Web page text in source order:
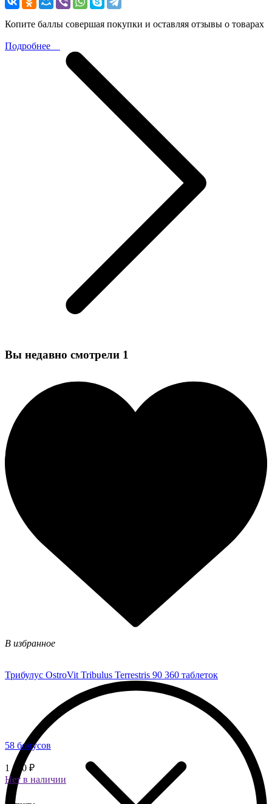
Копите баллы совершая покупки и оставляя отзывы о товарах
Подробнее
Вы недавно смотрели 1
В избранное
Трибулус OstroVit Tribulus Terrestris 90 360 таблеток
58 бонусов
1 450 ₽
Нет в наличии